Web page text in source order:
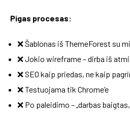
Pigas procesas:
❌ Šablonas iš ThemeForest su
❌ Jokio wireframe – dirba iš
❌ SEO kaip priedas, ne kaip
❌ Testuojama tik Chrome’e
❌ Po paleidimo – „darbas